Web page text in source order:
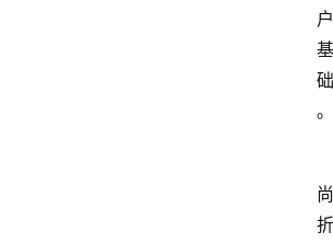
户
基
础
。
尚
折